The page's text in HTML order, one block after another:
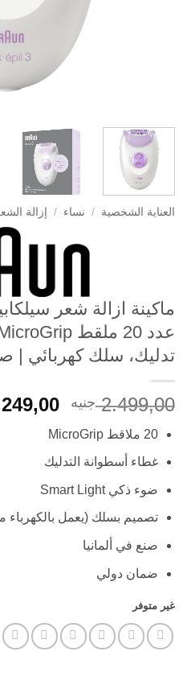
العناية الشخصية / نساء / إزالة
تدليك، سلك كهربائي |
2.499,00 جنيه
السعر
هو:
EGP.
20 ملاقط MicroGrip
غطاء أسطوانة التدليك
ضوء ذكي Smart Light
تصميم بسلك (يعمل بالكهرباء
صنع في ألمانيا
ضمان دولي
غير متوفر